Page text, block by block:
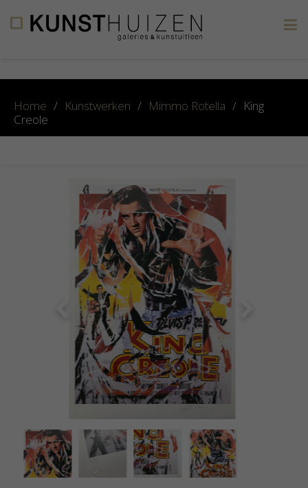
Home / Kunstwerken / Mimmo Rotella / King
Creole